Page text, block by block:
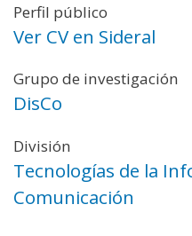
Perfil público
Ver CV en Sideral
Grupo de investigación
DisCo
División
Tecnologías de la
Comunicación